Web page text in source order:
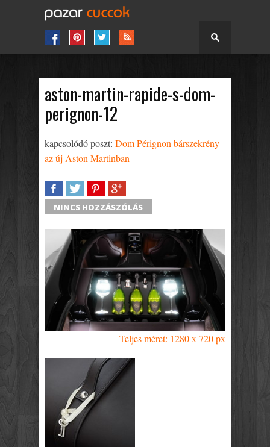
aston-martin-rapide-s-dom-
perignon-12
kapcsolódó poszt: Dom Pérignon bárszekrény
az új Aston Martinban
SHARETWEETSHARESHARE
NINCS HOZZÁSZÓLÁS
Teljes méret: 1280 x 720 px